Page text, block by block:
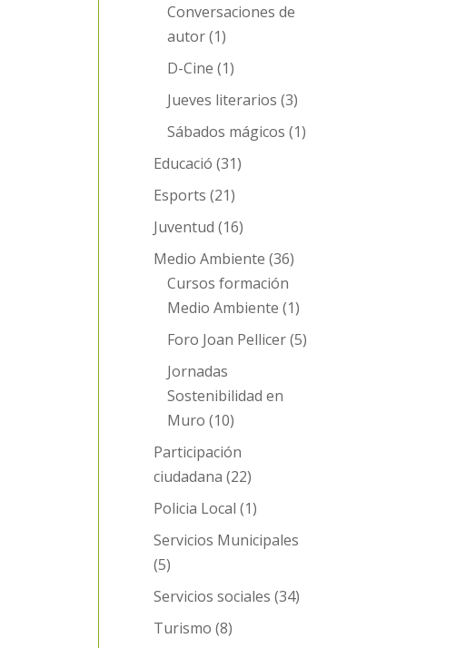
Conversaciones de
autor(1)
D-Cine (1)
Jueves literarios (3)
Sábados mágicos (1)
Educació (31)
Esports (21)
Juventud (16)
Medio Ambiente (36)
Cursos formación
Medio Ambiente (1)
Foro Joan Pellicer(5)
Jornadas
Sostenibilidad en
Muro (10)
Participación
ciudadana (22)
Policia Local (1)
Servicios Municipales
(5)
Servicios sociales (34)
Turismo (8)